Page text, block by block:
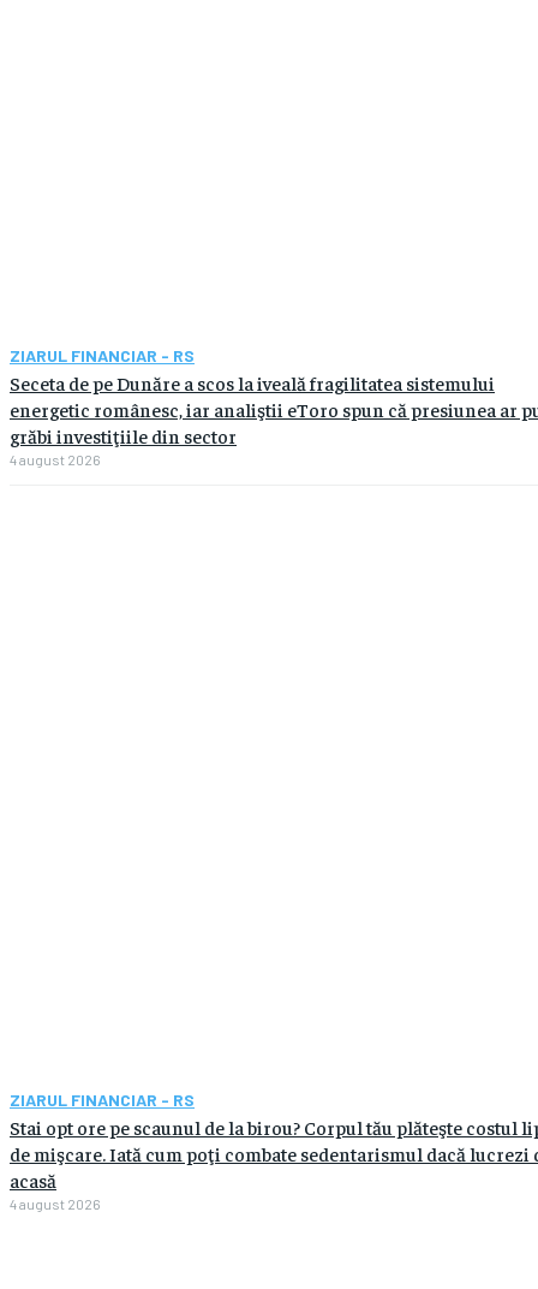
ZIARUL FINANCIAR - RS
Seceta de pe Dunăre a scos la iveală fragilitatea sistemului
energetic românesc, iar analiştii eToro spun că presiunea ar
grăbi investiţiile din sector
4 august 2026
ZIARUL FINANCIAR - RS
Stai opt ore pe scaunul de la birou? Corpul tău plăteşte costul
de mişcare. Iată cum poţi combate sedentarismul dacă lucrezi
acasă
4 august 2026